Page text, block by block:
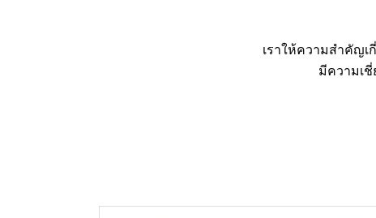
เราให้ความสำคัญเ
มีความเ